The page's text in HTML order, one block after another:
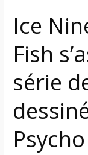
Ice
Fish
série
série
de
bandes
dessinées
« American